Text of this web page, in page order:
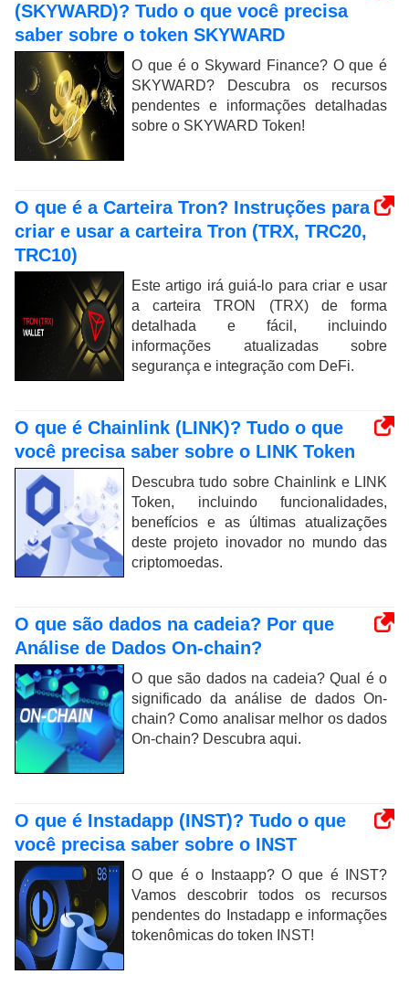
(SKYWARD)? Tudo o que você precisa
saber sobre o token SKYWARD
O que é o Skyward Finance? O que é
SKYWARD? Descubra os recursos
pendentes e informações detalhadas
sobre o SKYWARD Token!
O que é a Carteira Tron? Instruções para
criar e usar a carteira Tron (TRX, TRC20,
TRC10)
Este artigo irá guiá-lo para criar e usar
a carteira TRON (TRX) de forma
detalhada e fácil, incluindo
informações atualizadas sobre
segurança e integração com DeFi.
O que é Chainlink (LINK)? Tudo o que
você precisa saber sobre o LINK Token
Descubra tudo sobre Chainlink e LINK
Token, incluindo funcionalidades,
benefícios e as últimas atualizações
deste projeto inovador no mundo das
criptomoedas.
O que são dados na cadeia? Por que
Análise de Dados On-chain?
O que são dados na cadeia? Qual é o
significado da análise de dados On-
chain? Como analisar melhor os dados
On-chain? Descubra aqui.
O que é Instadapp (INST)? Tudo o que
você precisa saber sobre o INST
O que é o Instaapp? O que é INST?
Vamos descobrir todos os recursos
pendentes do Instadapp e informações
tokenômicas do token INST!